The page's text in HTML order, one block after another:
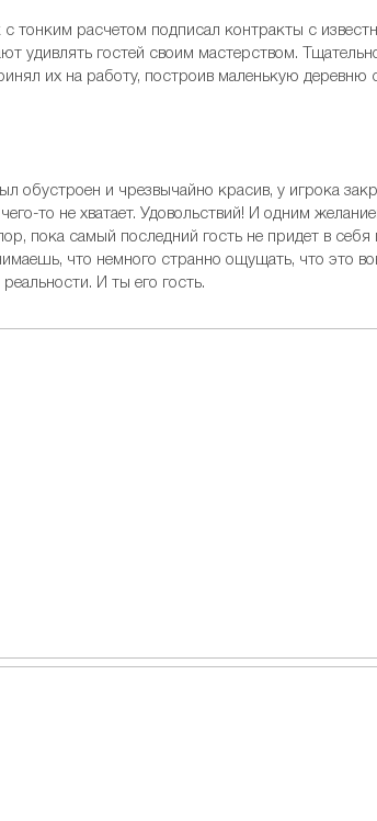
с тонким расчетом подписал контракты с
удивлять гостей своим мастерством.
их на работу, построив маленькую деревню
обустроен и чрезвычайно красив, у игрока
чего-то не хватает. Удовольствий! И одним
пока самый последний гость не придет в
что немного странно ощущать, что это
И ты его гость.